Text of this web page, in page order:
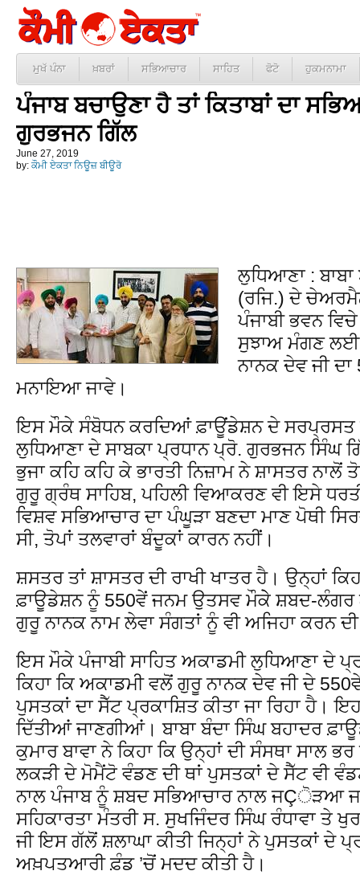
ਮੁਖੱ ਪੰਨਾ ਖ਼ਬਰਾਂ ਸਭਿਆਚਾਰ ਸਾਹਿਤ ਫੋਟੋ ਹੁਕਮਨਾਮਾ
ਪੰਜਾਬ ਬਚਾਉਣਾ ਹੈ ਤਾਂ ਕਿਤਾਬਾਂ ਦਾ
ਗੁਰਭਜਨ ਗਿੱਲ
June 27, 2019
by: ਕੌਮੀ ਏਕਤਾ ਨਿਊਜ਼ ਬੀਊਰੋ
ਲੁਧਿਆਣਾ :
(ਰਜਿ.) ਦੇ
ਪੰਜਾਬੀ ਭਵਨ
ਸੁਝਾਅ ਮੰਗਣ ਲਈ
ਨਾਨਕ ਦੇਵ ਜੀ
ਮਨਾਇਆ ਜਾਵੇ।
ਇਸ ਮੌਕੇ ਸੰਬੋਧਨ ਕਰਦਿਆਂ ਫ਼ਾਊਂਡੇਸ਼ਨ ਦੇ ਸਰਪ੍ਰਸਤ
ਲੁਧਿਆਣਾ ਦੇ ਸਾਬਕਾ ਪ੍ਰਧਾਨ ਪ੍ਰੋ. ਗੁਰਭਜਨ ਸਿੰਘ
ਭੁਜਾ ਕਹਿ ਕਹਿ ਕੇ ਭਾਰਤੀ ਨਿਜ਼ਾਮ ਨੇ ਸ਼ਾਸਤਰ
ਗੁਰੂ ਗ੍ਰੰਥ ਸਾਹਿਬ, ਪਹਿਲੀ ਵਿਆਕਰਣ ਵੀ ਇਸੇ
ਵਿਸ਼ਵ ਸਭਿਆਚਾਰ ਦਾ ਪੰਘੂੜਾ ਬਣਦਾ ਮਾਣ ਪੋਥੀ
ਸੀ, ਤੋਪਾਂ ਤਲਵਾਰਾਂ ਬੰਦੂਕਾਂ ਕਾਰਨ ਨਹੀਂ।
ਸ਼ਸਤਰ ਤਾਂ ਸ਼ਾਸਤਰ ਦੀ ਰਾਖੀ ਖਾਤਰ ਹੈ। ਉਨ੍ਹਾਂ
ਫ਼ਾਊਡੇਸ਼ਨ ਨੂੰ 550ਵੇਂ ਜਨਮ ਉਤਸਵ ਮੌਕੇੇ ਸ਼ਬਦ-ਲੰਗਰ
ਗੁਰੂ ਨਾਨਕ ਨਾਮ ਲੇਵਾ ਸੰਗਤਾਂ ਨੂੰ ਵੀ ਅਜਿਹਾ ਕਰਨ
ਇਸ ਮੌਕੇ ਪੰਜਾਬੀ ਸਾਹਿਤ ਅਕਾਡਮੀ ਲੁਧਿਆਣਾ ਦੇ
ਕਿਹਾ ਕਿ ਅਕਾਡਮੀ ਵਲੋਂ ਗੁਰੂ ਨਾਨਕ ਦੇਵ ਜੀ ਦੇ
ਪੁਸਤਕਾਂ ਦਾ ਸੈੱਟ ਪ੍ਰਕਾਸ਼ਿਤ ਕੀਤਾ ਜਾ ਰਿਹਾ ਹੈ।
ਦਿੱਤੀਆਂ ਜਾਣਗੀਆਂ। ਬਾਬਾ ਬੰਦਾ ਸਿੰਘ ਬਹਾਦਰ
ਕੁਮਾਰ ਬਾਵਾ ਨੇ ਕਿਹਾ ਕਿ ਉਨ੍ਹਾਂ ਦੀ ਸੰਸਥਾ ਸਾਲ
ਲਕੜੀ ਦੇ ਮੋਮੈਂਟੋ ਵੰਡਣ ਦੀ ਥਾਂ ਪੁਸਤਕਾਂ ਦੇ ਸੈੱਟ ਵੀ
ਨਾਲ ਪੰਜਾਬ ਨੂੰ ਸ਼ਬਦ ਸਭਿਆਚਾਰ ਨਾਲ ਜÇੋੜਆ
ਸਹਿਕਾਰਤਾ ਮੰਤਰੀ ਸ. ਸੁਖਜਿੰਦਰ ਸਿੰਘ ਰੰਧਾਵਾ ਤੇ
ਜੀ ਇਸ ਗੱਲੋਂ ਸ਼ਲਾਘਾ ਕੀਤੀ ਜਿਨ੍ਹਾਂ ਨੇ ਪੁਸਤਕਾਂ
ਅਖ਼ਪਤਆਰੀ ਫ਼ੰਡ ’ਚੋਂ ਮਦਦ ਕੀਤੀ ਹੈ।